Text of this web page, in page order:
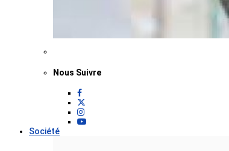
Nous Suivre
Société